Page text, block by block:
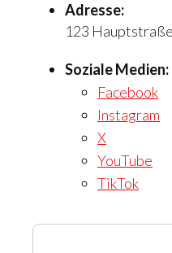
Adresse:
123
Soziale Medien:
Facebook
Instagram
X
YouTube
TikTok